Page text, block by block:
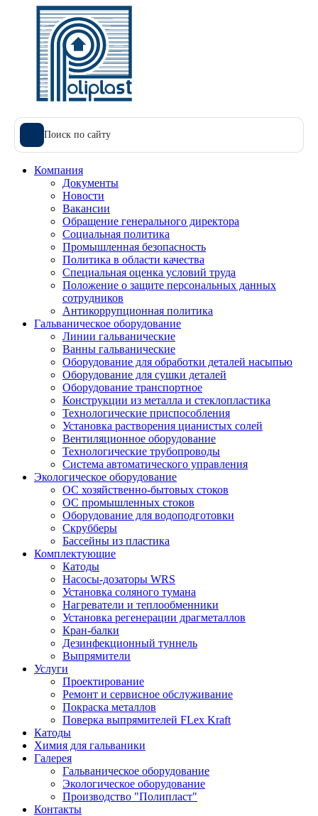
Поиск по сайту
Компания
Документы
Новости
Вакансии
Обращение генерального директора
Социальная политика
Промышленная безопасность
Политика в области качества
Специальная оценка условий труда
Положение о защите персональных данных
сотрудников
Антикоррупционная политика
Гальваническое оборудование
Линии гальванические
Ванны гальванические
Оборудование для обработки деталей насыпью
Оборудование для сушки деталей
Оборудование транспортное
Конструкции из металла и стеклопластика
Технологические приспособления
Установка растворения цианистых солей
Вентиляционное оборудование
Технологические трубопроводы
Система автоматического управления
Экологическое оборудование
ОС хозяйственно-бытовых стоков
ОС промышленных стоков
Оборудование для водоподготовки
Скрубберы
Бассейны из пластика
Комплектующие
Катоды
Насосы-дозаторы WRS
Установка соляного тумана
Нагреватели и теплообменники
Установка регенерации драгметаллов
Кран-балки
Дезинфекционный туннель
Выпрямители
Услуги
Проектирование
Ремонт и сервисное обслуживание
Покраска металлов
Поверка выпрямителей FLex Kraft
Катоды
Химия для гальваники
Галерея
Гальваническое оборудование
Экологическое оборудование
Производство "Полипласт"
Контакты